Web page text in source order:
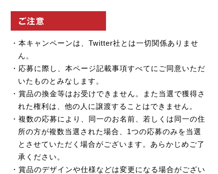
・本キャンペーンは、Twitter社とは一切関係ありませ
ん。
・応募に際し、本ページ記載事項すべてにご同意いただ
いたものとみなします。
・賞品の換金等はお受けできません。また当選で獲得さ
れた権利は、他の人に譲渡することはできません。
・複数の応募により、同一のお名前、若しくは同一の住
所の方が複数当選された場合、1つの応募のみを当選
とさせていただく場合がございます。あらかじめご了
承ください。
・賞品のデザインや仕様などは変更になる場合がござい